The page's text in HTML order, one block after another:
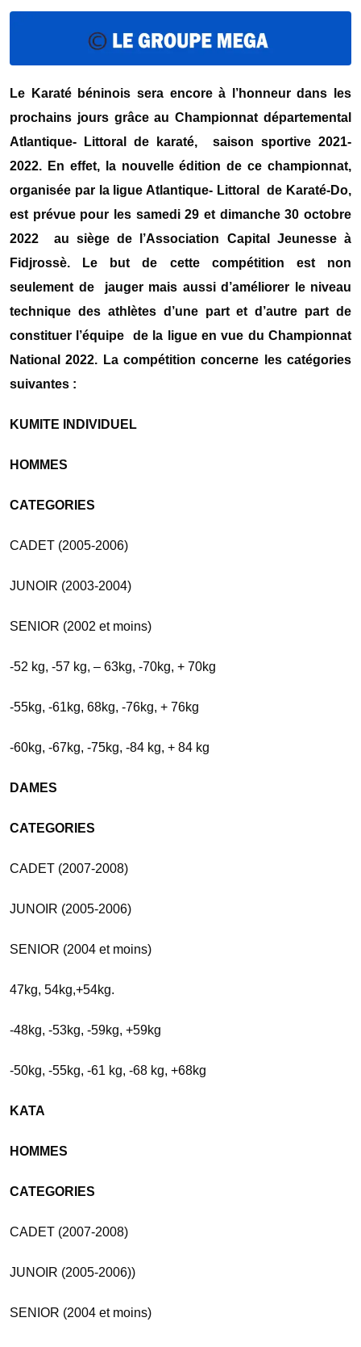
Le Karaté béninois sera encore à l’honneur dans les
prochains jours grâce au Championnat départemental
Atlantique- Littoral de karaté, saison sportive 2021-
2022. En effet, la nouvelle édition de ce championnat,
organisée par la ligue Atlantique- Littoral de Karaté-Do,
est prévue pour les samedi 29 et dimanche 30 octobre
2022 au siège de l’Association Capital Jeunesse à
Fidjrossè. Le but de cette compétition est non
seulement de jauger mais aussi d’améliorer le niveau
technique des athlètes d’une part et d’autre part de
constituer l’équipe de la ligue en vue du Championnat
National 2022. La compétition concerne les catégories
suivantes :
KUMITE INDIVIDUEL
HOMMES
CATEGORIES
CADET (2005-2006)
JUNOIR (2003-2004)
SENIOR (2002 et moins)
-52 kg, -57 kg, – 63kg, -70kg, + 70kg
-55kg, -61kg, 68kg, -76kg, + 76kg
-60kg, -67kg, -75kg, -84 kg, + 84 kg
DAMES
CATEGORIES
CADET (2007-2008)
JUNOIR (2005-2006)
SENIOR (2004 et moins)
47kg, 54kg,+54kg.
-48kg, -53kg, -59kg, +59kg
-50kg, -55kg, -61 kg, -68 kg, +68kg
KATA
HOMMES
CATEGORIES
CADET (2007-2008)
JUNOIR (2005-2006))
SENIOR (2004 et moins)